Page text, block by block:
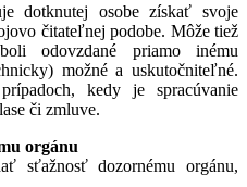
dotknutej osobe získať svoje
čitateľnej podobe. Môže tiež
odovzdané priamo inému
možné a uskutočniteľné.
kedy je spracúvanie
či zmluve.
orgánu
sťažnosť dozornému orgánu,